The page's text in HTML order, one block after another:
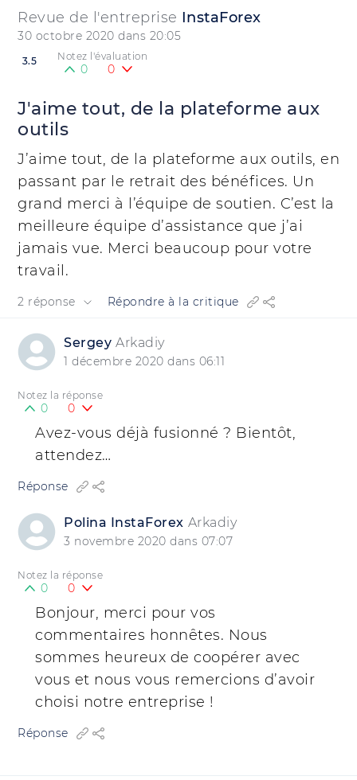
Revue de l'entreprise InstaForex
30 octobre 2020 dans 20:05
3.5 Notez l'évaluation
0 0
J'aime tout, de la plateforme aux
outils
J’aime tout, de la plateforme aux outils, en
passant par le retrait des bénéfices. Un
grand merci à l’équipe de soutien. C’est la
meilleure équipe d’assistance que j’ai
jamais vue. Merci beaucoup pour votre
travail.
2 réponse Répondre à la critique
Polina InstaForex Arkadiy
3 novembre 2020 dans 07:07
Notez la réponse
0 0
Bonjour, merci pour vos
commentaires honnêtes. Nous
sommes heureux de coopérer avec
vous et nous vous remercions d’avoir
choisi notre entreprise !
Réponse
Sergey Arkadiy
1 décembre 2020 dans 06:11
Notez la réponse
0 0
Avez-vous déjà fusionné ? Bientôt,
attendez…
Réponse